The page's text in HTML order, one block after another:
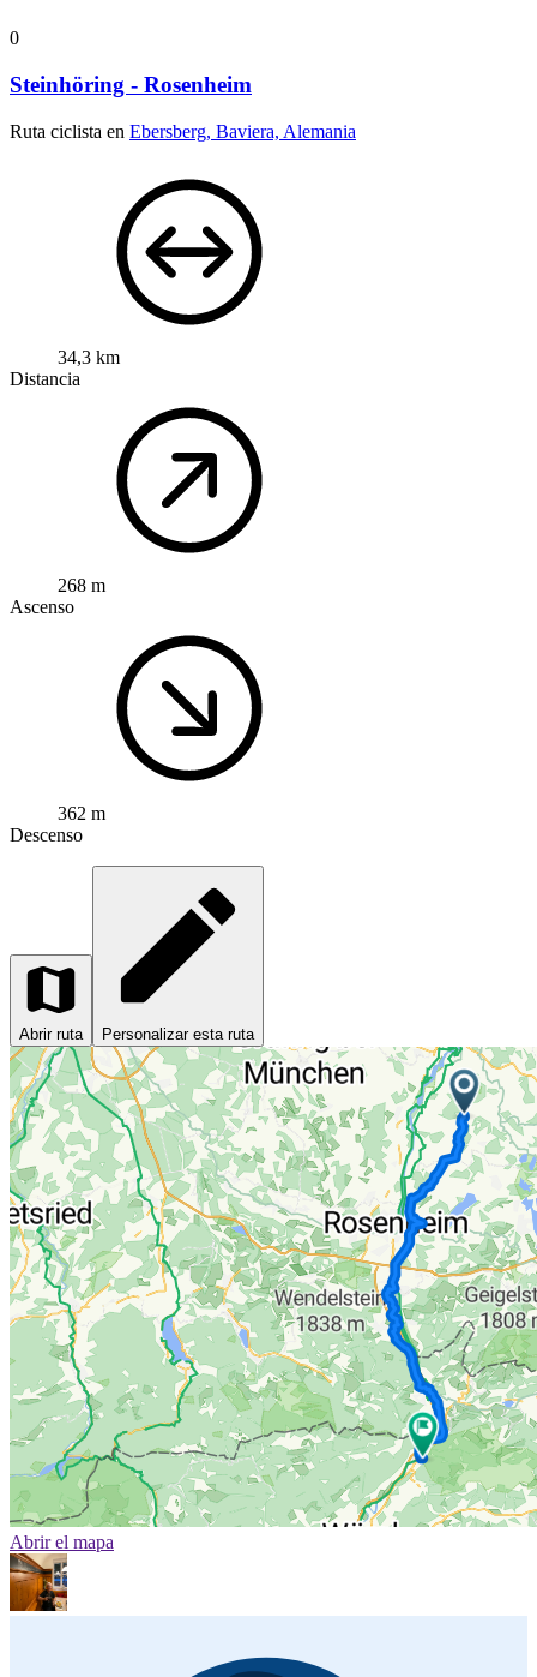
0
Steinhöring - Rosenheim
Ruta ciclista en Ebersberg, Baviera, Alemania
34,3 km
Distancia
268 m
Ascenso
362 m
Descenso
Abrir ruta Personalizar esta ruta
Abrir el mapa